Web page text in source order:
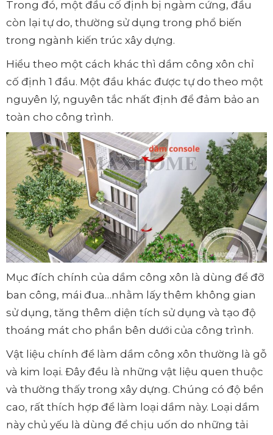
Trong đó, một đầu cố định bị ngàm cứng, đầu
còn lại tự do, thường sử dụng trong phổ biến
trong ngành kiến trúc xây dựng.
Hiểu theo một cách khác thì dầm công xôn chỉ
cố định 1 đầu. Một đầu khác được tự do theo một
nguyên lý, nguyên tắc nhất định để đảm bảo an
toàn cho công trình.
Mục đích chính của dầm công xôn là dùng để đỡ
ban công, mái đua…nhằm lấy thêm không gian
sử dụng, tăng thêm diện tích sử dụng và tạo độ
thoáng mát cho phần bên dưới của công trình.
Vật liệu chính để làm dầm công xôn thường là gỗ
và kim loại. Đây đều là những vật liệu quen thuộc
và thường thấy trong xây dựng. Chúng có độ bền
cao, rất thích hợp để làm loại dầm này. Loại dầm
này chủ yếu là dùng để chịu uốn do những tải